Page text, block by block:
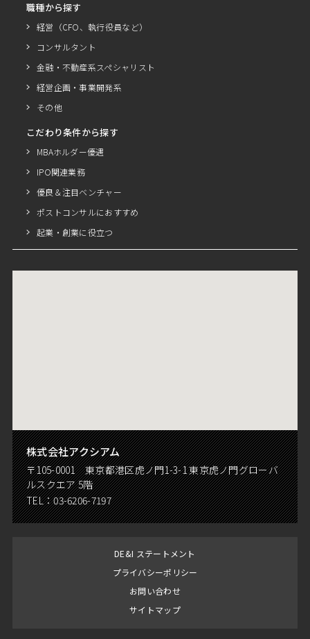
職種から探す
経営（CFO、執行役員など）
コンサルタント
金融・不動産系スペシャリスト
経営企画・事業開発系
その他
こだわり条件から探す
MBAホルダー優遇
IPO関連業務
優良＆注目ベンチャー
ポストコンサルにおすすめ
起業・創業に役立つ
株式会社アクシアム
〒105-0001 東京都港区虎ノ門1-3-1 東京虎ノ門グローバ
ルスクエア 5階
TEL：03-6206-7197
DE&I ステートメント
プライバシーポリシー
お問い合わせ
サイトマップ